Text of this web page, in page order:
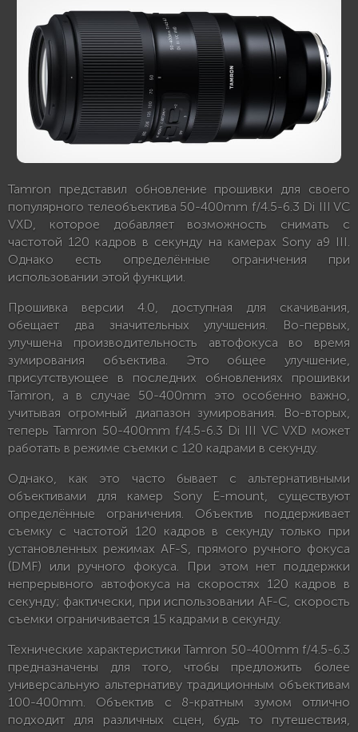
Tamron представил обновление прошивки для своего
популярного телеобъектива 50-400mm f/4.5-6.3 Di III VC
VXD, которое добавляет возможность снимать с
частотой 120 кадров в секунду на камерах Sony a9 III.
Однако есть определённые ограничения при
использовании этой функции.
Прошивка версии 4.0, доступная для скачивания,
обещает два значительных улучшения. Во-первых,
улучшена производительность автофокуса во время
зумирования объектива. Это общее улучшение,
присутствующее в последних обновлениях прошивки
Tamron, а в случае 50-400mm это особенно важно,
учитывая огромный диапазон зумирования. Во-вторых,
теперь Tamron 50-400mm f/4.5-6.3 Di III VC VXD может
работать в режиме съемки с 120 кадрами в секунду.
Однако, как это часто бывает с альтернативными
объективами для камер Sony E-mount, существуют
определённые ограничения. Объектив поддерживает
съемку с частотой 120 кадров в секунду только при
установленных режимах AF-S, прямого ручного фокуса
(DMF) или ручного фокуса. При этом нет поддержки
непрерывного автофокуса на скоростях 120 кадров в
секунду; фактически, при использовании AF-C, скорость
съемки ограничивается 15 кадрами в секунду.
Технические характеристики Tamron 50-400mm f/4.5-6.3
предназначены для того, чтобы предложить более
универсальную альтернативу традиционным объективам
100-400mm. Объектив с 8-кратным зумом отлично
подходит для различных сцен, будь то путешествия,